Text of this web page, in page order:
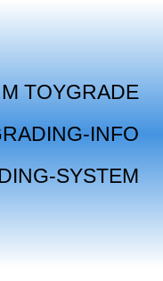
TOYGRADE
INFO
SYSTEM